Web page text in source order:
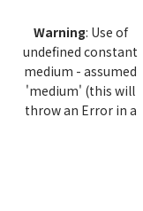
Warning: Use of
undefined constant
medium - assumed
'medium' (this will
throw an Error in a